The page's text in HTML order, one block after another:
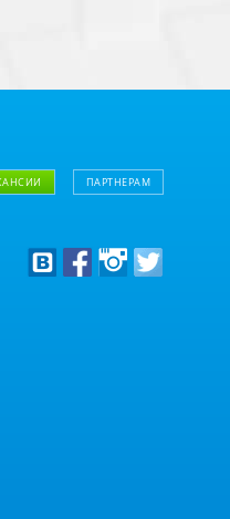
ПАРТНЕРАМ
Оптовым клиентам